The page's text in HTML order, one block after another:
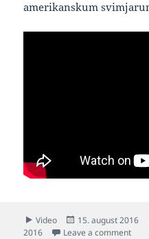
amerikanskum
Format
Video
Posted
on
15. august 2016
2016
Leave a commenton